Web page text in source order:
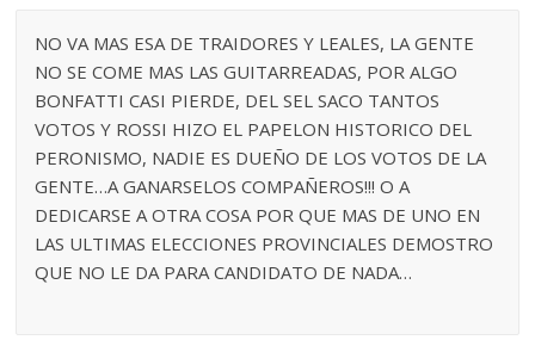
NO VA MAS ESA DE TRAIDORES Y LEALES, LA GENTE
NO SE COME MAS LAS GUITARREADAS, POR ALGO
BONFATTI CASI PIERDE, DEL SEL SACO TANTOS
VOTOS Y ROSSI HIZO EL PAPELON HISTORICO DEL
PERONISMO, NADIE ES DUEÑO DE LOS VOTOS DE LA
GENTE…A GANARSELOS COMPAÑEROS!!! O A
DEDICARSE A OTRA COSA POR QUE MAS DE UNO EN
LAS ULTIMAS ELECCIONES PROVINCIALES DEMOSTRO
QUE NO LE DA PARA CANDIDATO DE NADA…